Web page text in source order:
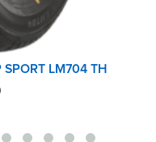
LM704 TH